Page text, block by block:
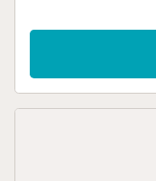
mediterrane klimaat
functioneel
aangename woon-
keuken, drie